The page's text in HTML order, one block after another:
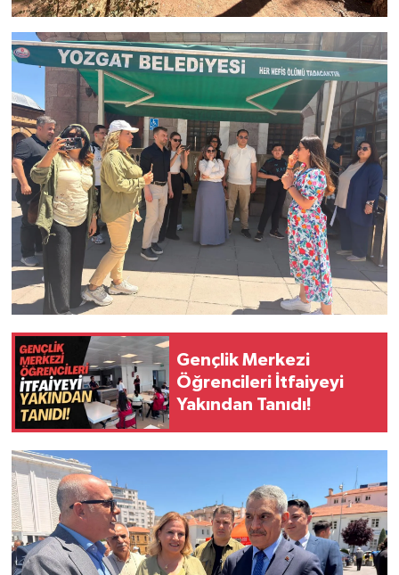
Gençlik Merkezi
Öğrencileri İtfaiyeyi
Yakından Tanıdı!